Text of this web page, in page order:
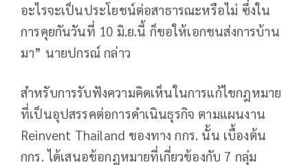
อะไรจะเป็นประโยชน์ต่อสาธารณะหรือไม่ ซึ่งใน
การคุยกันวันที่ 10 มิ.ย.นี้ ก็ขอให้เอกชนส่งการบ้าน
มา” นายปกรณ์ กล่าว
สำหรับการรับฟังความคิดเห็นในการแก้ไขกฎหมาย
ที่เป็นอุปสรรคต่อการดำเนินธุรกิจ ตามแผนงาน
Reinvent Thailand ของทาง กกร. นั้น เบื้องต้น
กกร. ได้เสนอข้อกฎหมายที่เกี่ยวข้องกับ 7 กลุ่ม